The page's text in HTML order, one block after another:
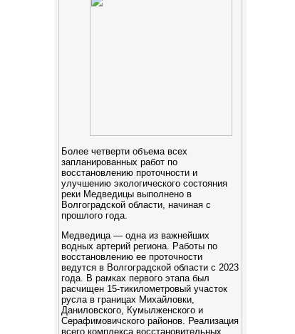
Более четверти объема всех
запланированных работ по
восстановлению проточности и
улучшению экологического состояния
реки Медведицы выполнено в
Волгоградской области, начиная с
прошлого года.
Медведица — одна из важнейших
водных артерий региона. Работы по
восстановлению ее проточности
ведутся в Волгоградской области с 2023
года. В рамках первого этапа был
расчищен 15-тикилометровый участок
русла в границах Михайловки,
Даниловского, Кумылженского и
Серафимовичского районов. Реализация
всего комплекса восстановительных